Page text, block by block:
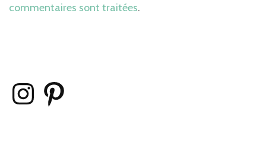
commentaires sont traitées.
InstagramPinterest